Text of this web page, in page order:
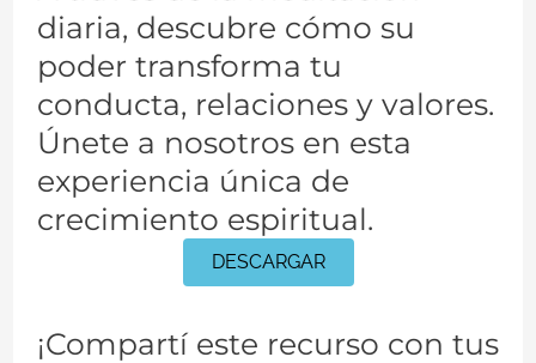
diaria, descubre cómo su
poder transforma tu
conducta, relaciones y valores.
Únete a nosotros en esta
experiencia única de
crecimiento espiritual.
DESCARGAR
¡Compartí este recurso con tus